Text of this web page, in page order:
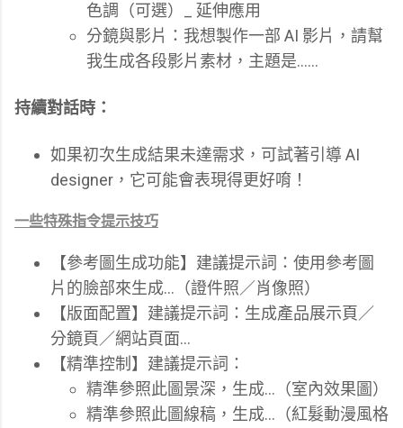
色調（可選）_ 延伸應用
分鏡與影片：我想製作一部 AI 影片，請幫
我生成各段影片素材，主題是……
持續對話時：
如果初次生成結果未達需求，可試著引導 AI
designer，它可能會表現得更好唷！
一些特殊指令提示技巧
【參考圖生成功能】建議提示詞：使用參考圖
片的臉部來生成…（證件照／肖像照）
【版面配置】建議提示詞：生成產品展示頁／
分鏡頁／網站頁面…
【精準控制】建議提示詞：
精準參照此圖景深，生成…（室內效果圖）
精準參照此圖線稿，生成…（紅髮動漫風格